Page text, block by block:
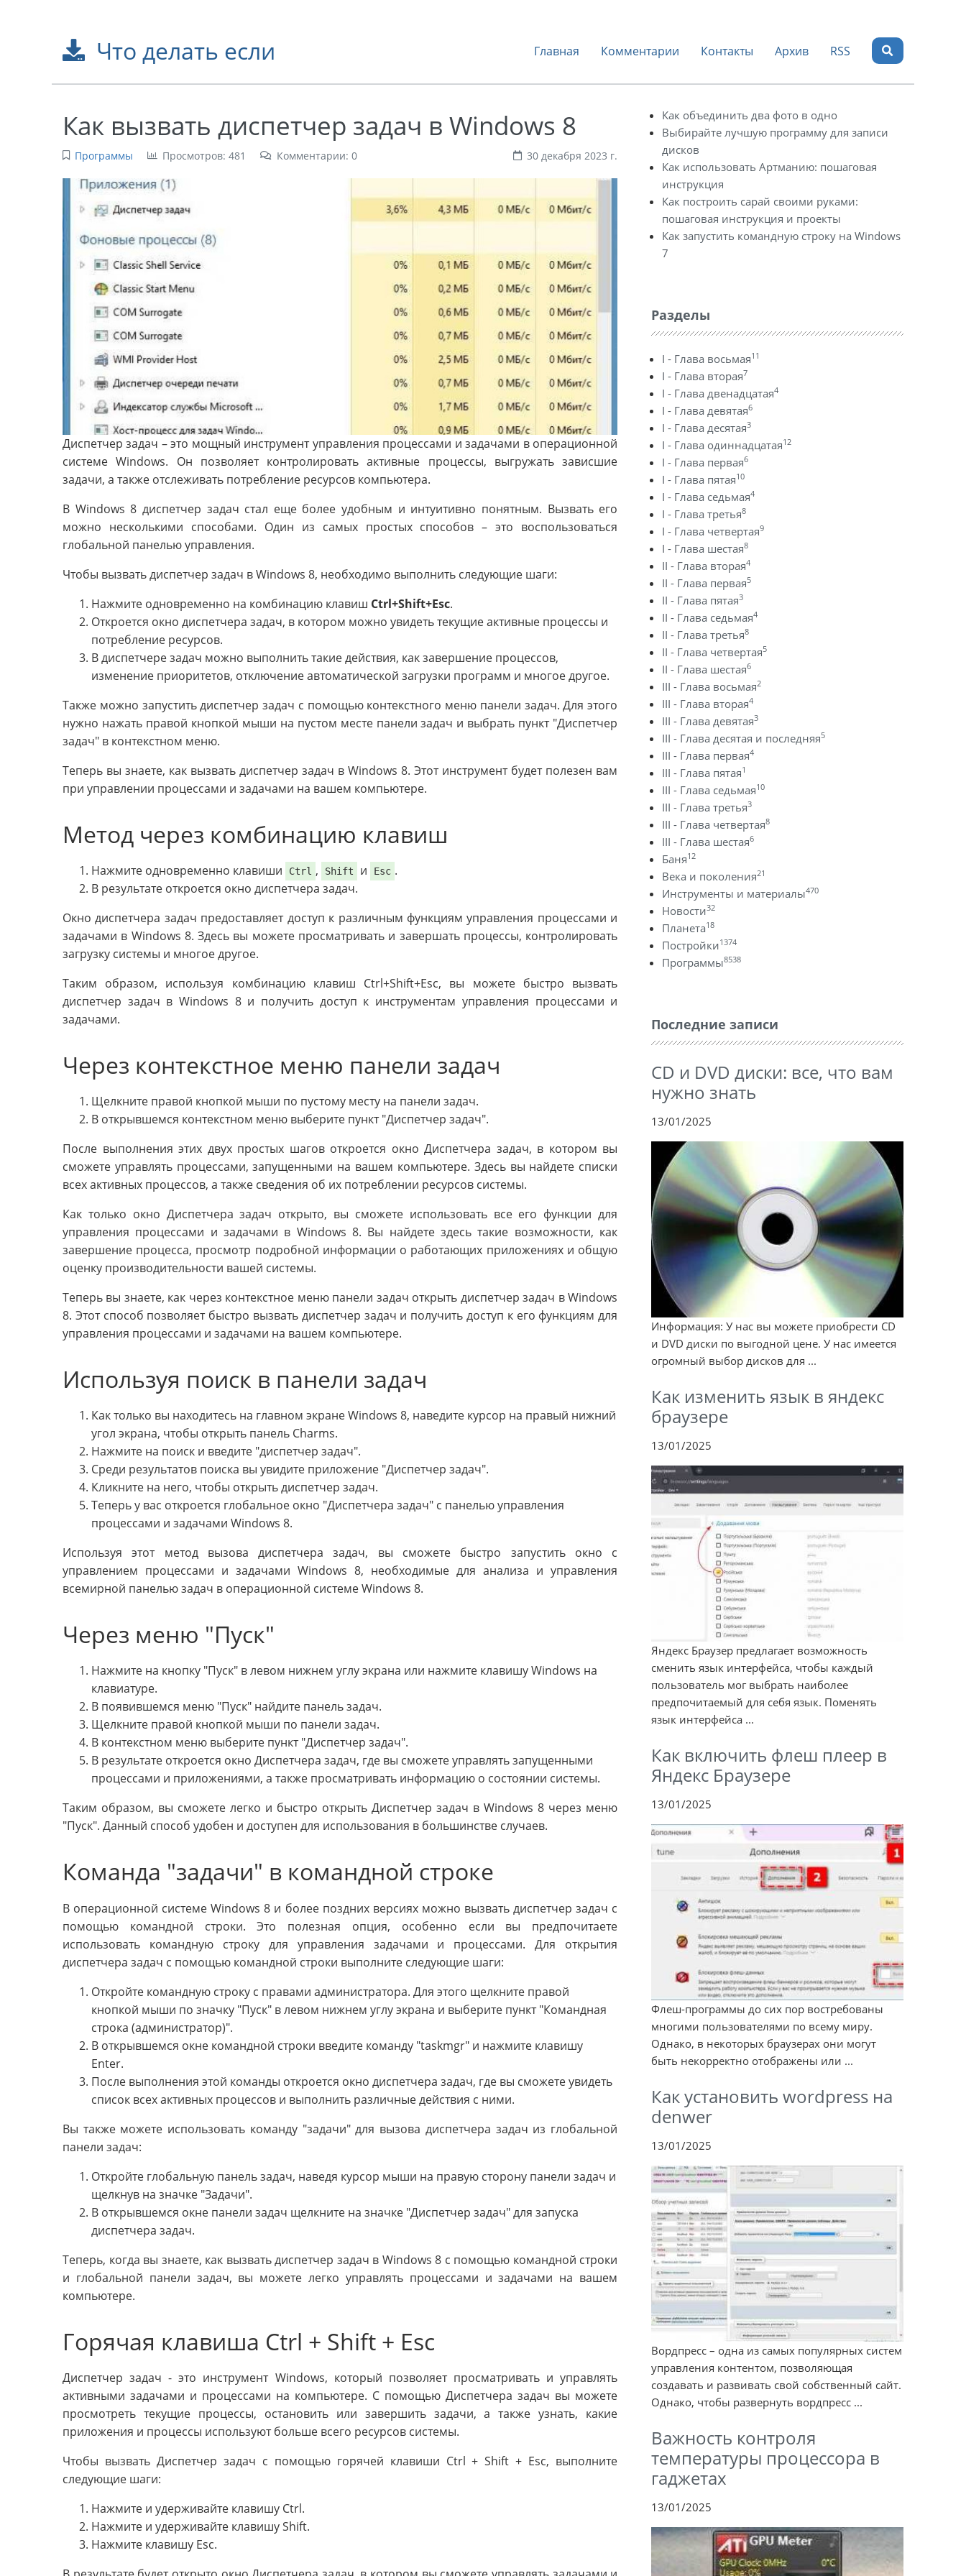
Что делать если Главная Комментарии Контакты Архив RSS
Как вызвать диспетчер задач в Windows 8
Программы Просмотров: 481 Комментарии: 0 30 декабря 2023 г.
Диспетчер задач – это мощный инструмент управления процессами и задачами в операционной
системе Windows. Он позволяет контролировать активные процессы, выгружать зависшие
задачи, а также отслеживать потребление ресурсов компьютера.
В Windows 8 диспетчер задач стал еще более удобным и интуитивно понятным. Вызвать его
можно несколькими способами. Один из самых простых способов – это воспользоваться
глобальной панелью управления.
Чтобы вызвать диспетчер задач в Windows 8, необходимо выполнить следующие шаги:
Нажмите одновременно на комбинацию клавиш Ctrl+Shift+Esc.
Откроется окно диспетчера задач, в котором можно увидеть текущие активные процессы и
потребление ресурсов.
В диспетчере задач можно выполнить такие действия, как завершение процессов,
изменение приоритетов, отключение автоматической загрузки программ и многое другое.
Также можно запустить диспетчер задач с помощью контекстного меню панели задач. Для этого
нужно нажать правой кнопкой мыши на пустом месте панели задач и выбрать пункт "Диспетчер
задач" в контекстном меню.
Теперь вы знаете, как вызвать диспетчер задач в Windows 8. Этот инструмент будет полезен вам
при управлении процессами и задачами на вашем компьютере.
Метод через комбинацию клавиш
Нажмите одновременно клавиши Ctrl , Shift и Esc .
В результате откроется окно диспетчера задач.
Окно диспетчера задач предоставляет доступ к различным функциям управления процессами и
задачами в Windows 8. Здесь вы можете просматривать и завершать процессы, контролировать
загрузку системы и многое другое.
Таким образом, используя комбинацию клавиш Ctrl+Shift+Esc, вы можете быстро вызвать
диспетчер задач в Windows 8 и получить доступ к инструментам управления процессами и
задачами.
Через контекстное меню панели задач
Щелкните правой кнопкой мыши по пустому месту на панели задач.
В открывшемся контекстном меню выберите пункт "Диспетчер задач".
После выполнения этих двух простых шагов откроется окно Диспетчера задач, в котором вы
сможете управлять процессами, запущенными на вашем компьютере. Здесь вы найдете списки
всех активных процессов, а также сведения об их потреблении ресурсов системы.
Как только окно Диспетчера задач открыто, вы сможете использовать все его функции для
управления процессами и задачами в Windows 8. Вы найдете здесь такие возможности, как
завершение процесса, просмотр подробной информации о работающих приложениях и общую
оценку производительности вашей системы.
Теперь вы знаете, как через контекстное меню панели задач открыть диспетчер задач в Windows
8. Этот способ позволяет быстро вызвать диспетчер задач и получить доступ к его функциям для
управления процессами и задачами на вашем компьютере.
Используя поиск в панели задач
Как только вы находитесь на главном экране Windows 8, наведите курсор на правый нижний
угол экрана, чтобы открыть панель Charms.
Нажмите на поиск и введите "диспетчер задач".
Среди результатов поиска вы увидите приложение "Диспетчер задач".
Кликните на него, чтобы открыть диспетчер задач.
Теперь у вас откроется глобальное окно "Диспетчера задач" с панелью управления
процессами и задачами Windows 8.
Используя этот метод вызова диспетчера задач, вы сможете быстро запустить окно с
управлением процессами и задачами Windows 8, необходимые для анализа и управления
всемирной панелью задач в операционной системе Windows 8.
Через меню "Пуск"
Нажмите на кнопку "Пуск" в левом нижнем углу экрана или нажмите клавишу Windows на
клавиатуре.
В появившемся меню "Пуск" найдите панель задач.
Щелкните правой кнопкой мыши по панели задач.
В контекстном меню выберите пункт "Диспетчер задач".
В результате откроется окно Диспетчера задач, где вы сможете управлять запущенными
процессами и приложениями, а также просматривать информацию о состоянии системы.
Таким образом, вы сможете легко и быстро открыть Диспетчер задач в Windows 8 через меню
"Пуск". Данный способ удобен и доступен для использования в большинстве случаев.
Команда "задачи" в командной строке
В операционной системе Windows 8 и более поздних версиях можно вызвать диспетчер задач с
помощью командной строки. Это полезная опция, особенно если вы предпочитаете
использовать командную строку для управления задачами и процессами. Для открытия
диспетчера задач с помощью командной строки выполните следующие шаги:
Откройте командную строку с правами администратора. Для этого щелкните правой
кнопкой мыши по значку "Пуск" в левом нижнем углу экрана и выберите пункт "Командная
строка (администратор)".
В открывшемся окне командной строки введите команду "taskmgr" и нажмите клавишу
Enter.
После выполнения этой команды откроется окно диспетчера задач, где вы сможете увидеть
список всех активных процессов и выполнить различные действия с ними.
Вы также можете использовать команду "задачи" для вызова диспетчера задач из глобальной
панели задач:
Откройте глобальную панель задач, наведя курсор мыши на правую сторону панели задач и
щелкнув на значке "Задачи".
В открывшемся окне панели задач щелкните на значке "Диспетчер задач" для запуска
диспетчера задач.
Теперь, когда вы знаете, как вызвать диспетчер задач в Windows 8 с помощью командной строки
и глобальной панели задач, вы можете легко управлять процессами и задачами на вашем
компьютере.
Горячая клавиша Ctrl + Shift + Esc
Диспетчер задач - это инструмент Windows, который позволяет просматривать и управлять
активными задачами и процессами на компьютере. С помощью Диспетчера задач вы можете
просмотреть текущие процессы, остановить или завершить задачи, а также узнать, какие
приложения и процессы используют больше всего ресурсов системы.
Чтобы вызвать Диспетчер задач с помощью горячей клавиши Ctrl + Shift + Esc, выполните
следующие шаги:
Нажмите и удерживайте клавишу Ctrl.
Нажмите и удерживайте клавишу Shift.
Нажмите клавишу Esc.
Как объединить два фото в одно
Выбирайте лучшую программу для записи
дисков
Как использовать Артманию: пошаговая
инструкция
Как построить сарай своими руками:
пошаговая инструкция и проекты
Как запустить командную строку на Windows
7
Разделы
I - Глава восьмая11
I - Глава вторая7
I - Глава двенадцатая4
I - Глава девятая6
I - Глава десятая3
I - Глава одиннадцатая12
I - Глава первая6
I - Глава пятая10
I - Глава седьмая4
I - Глава третья8
I - Глава четвертая9
I - Глава шестая8
II - Глава вторая4
II - Глава первая5
II - Глава пятая3
II - Глава седьмая4
II - Глава третья8
II - Глава четвертая5
II - Глава шестая6
III - Глава восьмая2
III - Глава вторая4
III - Глава девятая3
III - Глава десятая и последняя5
III - Глава первая4
III - Глава пятая1
III - Глава седьмая10
III - Глава третья3
III - Глава четвертая8
III - Глава шестая6
Баня12
Века и поколения21
Инструменты и материалы470
Новости32
Планета18
Постройки1374
Программы8538
Последние записи
CD и DVD диски: все, что вам
нужно знать
13/01/2025
Информация: У нас вы можете приобрести CD
и DVD диски по выгодной цене. У нас имеется
огромный выбор дисков для ...
Как изменить язык в яндекс
браузере
13/01/2025
Яндекс Браузер предлагает возможность
сменить язык интерфейса, чтобы каждый
пользователь мог выбрать наиболее
предпочитаемый для себя язык. Поменять
язык интерфейса ...
Как включить флеш плеер в
Яндекс Браузере
13/01/2025
Флеш-программы до сих пор востребованы
многими пользователями по всему миру.
Однако, в некоторых браузерах они могут
быть некорректно отображены или ...
Как установить wordpress на
denwer
13/01/2025
Вордпресс – одна из самых популярных систем
управления контентом, позволяющая
создавать и развивать свой собственный сайт.
Однако, чтобы развернуть вордпресс ...
Важность контроля
температуры процессора в
гаджетах
13/01/2025